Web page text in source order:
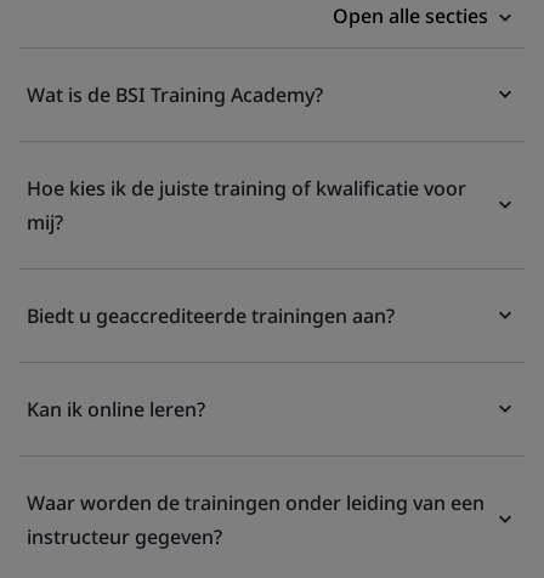
Open alle secties
Wat is de BSI Training Academy?
Hoe kies ik de juiste training of kwalificatie voor
mij?
Biedt u geaccrediteerde trainingen aan?
Kan ik online leren?
Waar worden de trainingen onder leiding van een
instructeur gegeven?